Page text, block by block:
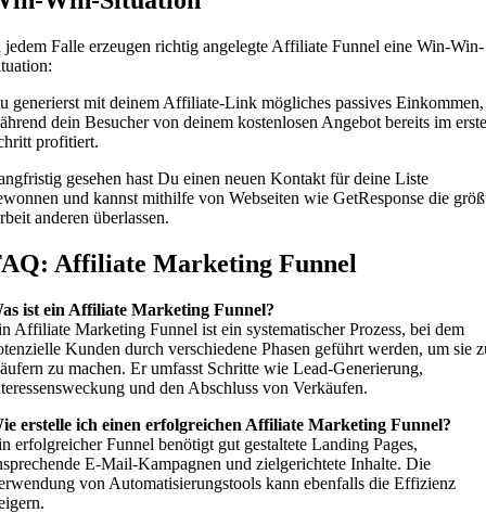
jedem Falle erzeugen richtig angelegte Affiliate Funnel eine Win-Win-
generierst mit deinem Affiliate-Link mögliches passives Einkommen,
dein Besucher von deinem kostenlosen Angebot bereits im
profitiert.
gesehen hast Du einen neuen Kontakt für deine Liste
und kannst mithilfe von Webseiten wie GetResponse die
anderen überlassen.
Affiliate Marketing Funnel
ist ein Affiliate Marketing Funnel?
Affiliate Marketing Funnel ist ein systematischer Prozess, bei dem
Kunden durch verschiedene Phasen geführt werden, um sie
zu machen. Er umfasst Schritte wie Lead-Generierung,
und den Abschluss von Verkäufen.
erstelle ich einen erfolgreichen Affiliate Marketing Funnel?
erfolgreicher Funnel benötigt gut gestaltete Landing Pages,
E-Mail-Kampagnen und zielgerichtete Inhalte. Die
von Automatisierungstools kann ebenfalls die Effizienz